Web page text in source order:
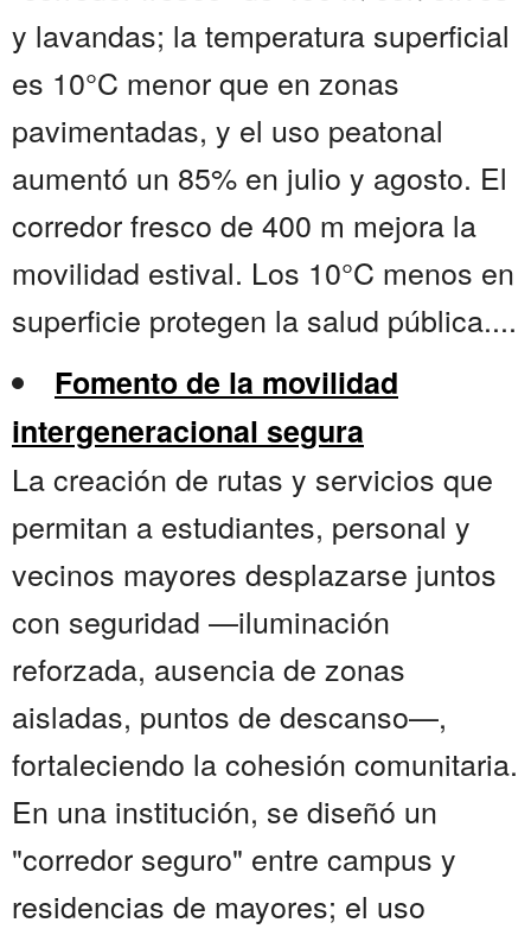
y lavandas; la temperatura superficial
es 10°C menor que en zonas
pavimentadas, y el uso peatonal
aumentó un 85% en julio y agosto. El
corredor fresco de 400 m mejora la
movilidad estival. Los 10°C menos en
superficie protegen la salud pública....
Fomento de la movilidad
intergeneracional segura
La creación de rutas y servicios que
permitan a estudiantes, personal y
vecinos mayores desplazarse juntos
con seguridad —iluminación
reforzada, ausencia de zonas
aisladas, puntos de descanso—,
fortaleciendo la cohesión comunitaria.
En una institución, se diseñó un
"corredor seguro" entre campus y
residencias de mayores; el uso